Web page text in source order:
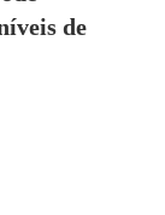
de